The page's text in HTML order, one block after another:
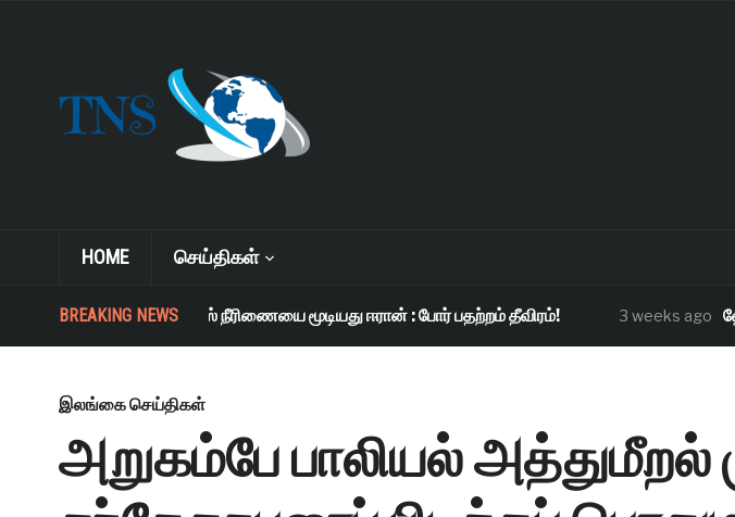
HOME செய்திகள்
BREAKING NEWSஹோர்முஸ் நீரிணையை மூடியது ஈரான் : போர் பதற்றம் தீவிரம்! 3 weeks ago
இலங்கை செய்திகள்
அறுகம்பே பாலியல் அத்துமீறல்